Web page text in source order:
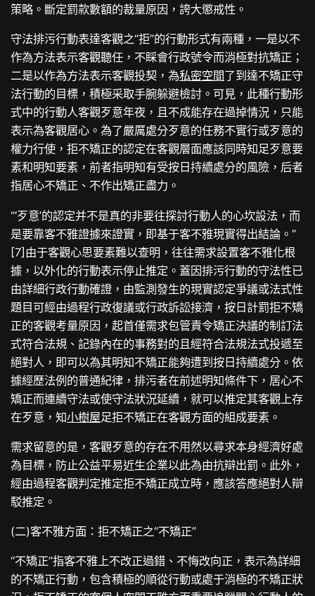
策略。斷定罰款數額的裁量原因，誇大懲戒性。
守法排污行動表達客觀之“拒”的行動形式有兩種，一是以不
作為方法表示客觀聽任，不睬會行政號令而消極對抗矯正；
二是以作為方法表示客觀投契，為私密空間了到達不矯正守
法行動的目標，積極采取手腕躲避檢討。可見，此種行動形
式中的行動人客觀歹意年夜，且不成能存在過掉情況，只能
表示為客觀居心。為了嚴厲處分歹意的任務不實行或歹意的
權力行使，拒不矯正的認定在客觀層面應該同時知足歹意要
素和明知要素，前者指明知有受按日持續處分的風險，后者
指居心不矯正、不作出矯正盡力。
“‘歹意’的認定并不是真的非要往探討行動人的心坎設法，而
是要靠客不雅證據來證實，即基于客不雅現實得出結論。”
[7]由于客觀心思要素難以查明，往往需求設置客不雅化根
據，以外化的行動表示停止推定。蓋因排污行動的守法性已
由詳細行政行動確證，由監測發生的現實認定爭議或法式性
題目可經由過程行政復議或行政訴訟接濟，按日計罰拒不矯
正的客觀考量原因，起首僅需求包管責令矯正決議的制訂法
式符合法規、記錄內在的事務對的且經符合法規法式投遞至
絕對人，即可以為其明知不矯正能夠遭到按日持續處分。依
據經歷法例的普通紀律，排污者在前述明知條件下，居心不
矯正而連續守法或使守法狀況延續，就可以推定其客觀上存
在歹意，知小樹屋足拒不矯正在客觀方面的組成要素。
需求留意的是，客觀歹意的存在不用然以尋求本身經濟好處
為目標，防止公益平易近生企業以此為由抗辯出罰。此外，
經由過程客觀判定推定拒不矯正成立時，應該答應絕對人辯
駁推定。
(二)客不雅方面：拒不矯正之“不矯正”
“不矯正”指客不雅上不改正過錯、不悔改向正，表示為詳細
的不矯正行動，包含積極的順從行動或處于消極的不矯正狀